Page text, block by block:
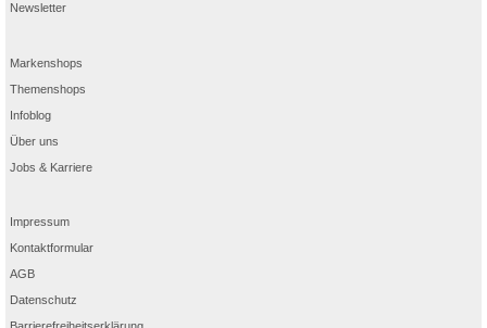
Newsletter
Markenshops
Themenshops
Infoblog
Über uns
Jobs & Karriere
Impressum
Kontaktformular
AGB
Datenschutz